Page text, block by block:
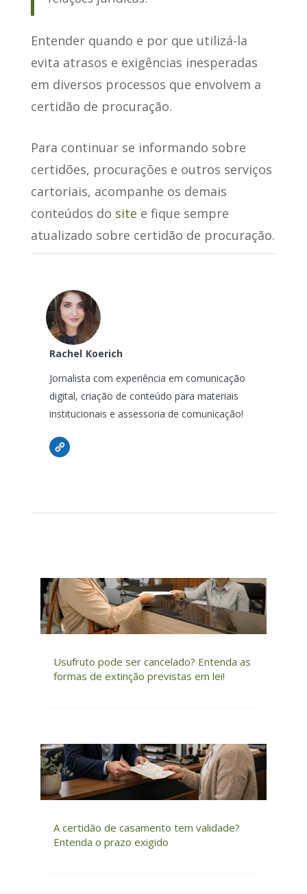
Entender quando e por que utilizá-la
evita atrasos e exigências inesperadas
em diversos processos que envolvem a
certidão de procuração.
Para continuar se informando sobre
certidões, procurações e outros serviços
cartoriais, acompanhe os demais
conteúdos do site e fique sempre
atualizado sobre certidão de procuração.
Rachel Koerich
Jornalista com experiência em comunicação
digital, criação de conteúdo para materiais
institucionais e assessoria de comunicação!
Usufruto pode ser cancelado? Entenda as
formas de extinção previstas em lei!
A certidão de casamento tem validade?
Entenda o prazo exigido